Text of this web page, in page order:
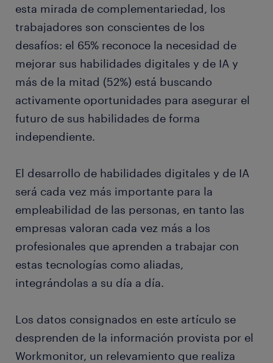
esta mirada de complementariedad, los
trabajadores son conscientes de los
desafíos: el 65% reconoce la necesidad de
mejorar sus habilidades digitales y de IA y
más de la mitad (52%) está buscando
activamente oportunidades para asegurar el
futuro de sus habilidades de forma
independiente.
El desarrollo de habilidades digitales y de IA
será cada vez más importante para la
empleabilidad de las personas, en tanto las
empresas valoran cada vez más a los
profesionales que aprenden a trabajar con
estas tecnologías como aliadas,
integrándolas a su día a día.
Los datos consignados en este artículo se
desprenden de la información provista por el
Workmonitor, un relevamiento que realiza